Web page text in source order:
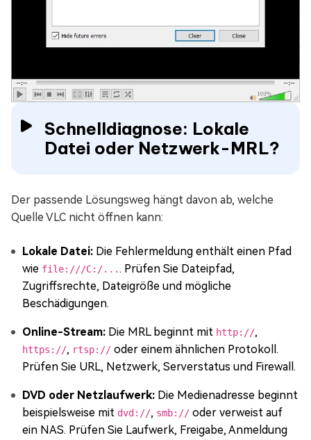
Schnelldiagnose: Lokale
Datei oder Netzwerk-MRL?
Der passende Lösungsweg hängt davon ab, welche
Quelle VLC nicht öffnen kann:
Lokale Datei: Die Fehlermeldung enthält einen Pfad
wie file:///C:/.... Prüfen Sie Dateipfad,
Zugriffsrechte, Dateigröße und mögliche
Beschädigungen.
Online-Stream: Die MRL beginnt mit http://,
https://, rtsp:// oder einem ähnlichen Protokoll.
Prüfen Sie URL, Netzwerk, Serverstatus und Firewall.
DVD oder Netzlaufwerk: Die Medienadresse beginnt
beispielsweise mit dvd://, smb:// oder verweist auf
ein NAS. Prüfen Sie Laufwerk, Freigabe, Anmeldung